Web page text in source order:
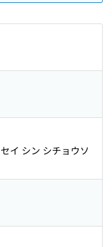
イ シン シチョウソ